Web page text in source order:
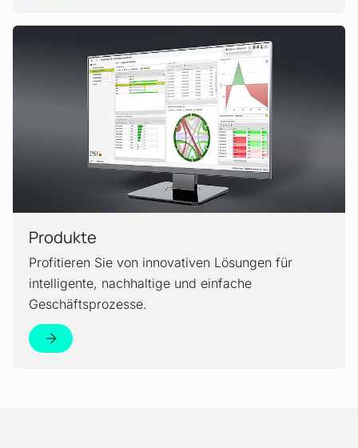
Produkte
Profitieren Sie von innovativen Lösungen für
intelligente, nachhaltige und einfache
Geschäftsprozesse.